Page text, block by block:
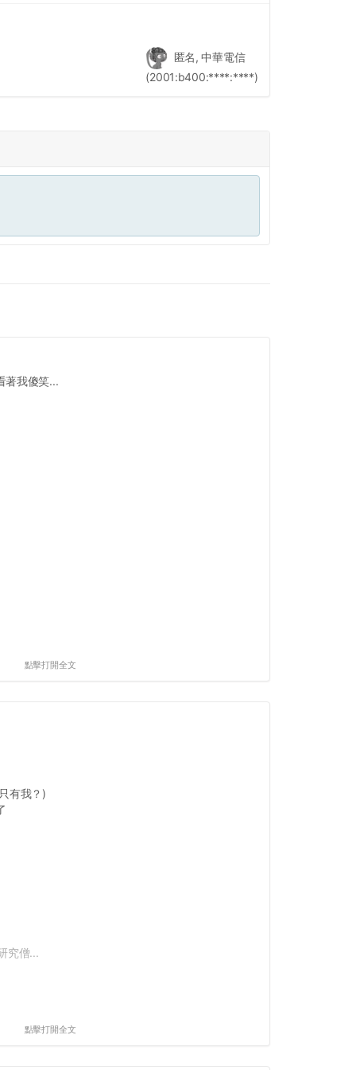
匿名, 中華電信
(2001:b400:****:****)
著我傻笑...
點擊打開全文
有我？)
究僧...
點擊打開全文